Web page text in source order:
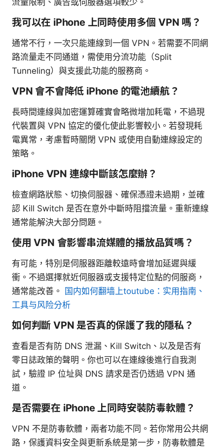
我可以在 iPhone 上同時使用多個 VPN 嗎？
通常不行，一次只能連線到一個 VPN。若需要不同網
路流量走不同通道，需使用分流功能（Split
Tunneling）與支援此功能的服務商。
VPN 會不會降低 iPhone 的電池續航？
長時間連線與加密運算確實會略微增加耗電，不過現
代裝置與 VPN 協定的優化使此影響較小。若發現耗
電異常，考慮暫時關閉 VPN 或使用自動連線設定的
策略。
iPhone VPN 連線中斷該怎麼辦？
檢查網路狀態、切換伺服器、確保憑證未過期，並確
認 Kill Switch 是否在意外中斷時阻擋流量。重新連線
通常能解決大部分問題。
使用 VPN 會影響串流媒體的播放品質嗎？
有可能，特別是伺服器距離較遠時會增加延遲與緩
衝。不過選擇就近伺服器或支援特定位點的伺服商，
通常能改善。 国内如何翻墙上toutube：实用指南、
工具与风险分析
如何判斷 VPN 是否真的保護了我的隱私？
查看是否有防 DNS 泄漏、Kill Switch、以及是否有
零日誌政策的聲明。你也可以在連線後進行自我測
試，驗證 IP 位址與 DNS 請求是否仍透過 VPN 通
道。
是否需要在 iPhone 上同時安裝防毒軟體？
VPN 不是防毒軟體，兩者功能不同。若你常用公共網
路，保護資料安全與更新系統是第一步，防毒軟體是